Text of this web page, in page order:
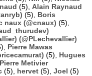
(5), Alain Raynaud
(5), Boris
naux (@cnaux) (5),
(@PLechevallier)
Pierre Mawas
(5), Hugues
Pierre Metivier
(5), hervet (5), Joel (5)